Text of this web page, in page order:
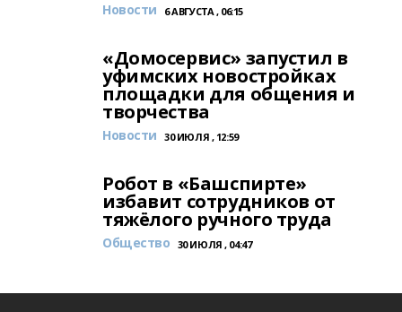
Новости 6 АВГУСТА , 06:15
«Домосервис» запустил в
уфимских новостройках
площадки для общения и
творчества
Новости 30 ИЮЛЯ , 12:59
Робот в «Башспирте»
избавит сотрудников от
тяжёлого ручного труда
Общество 30 ИЮЛЯ , 04:47